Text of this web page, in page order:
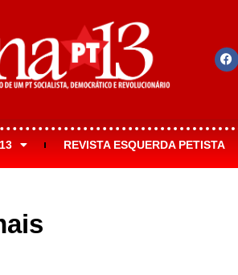
REVISTA ESQUERDA PETISTA